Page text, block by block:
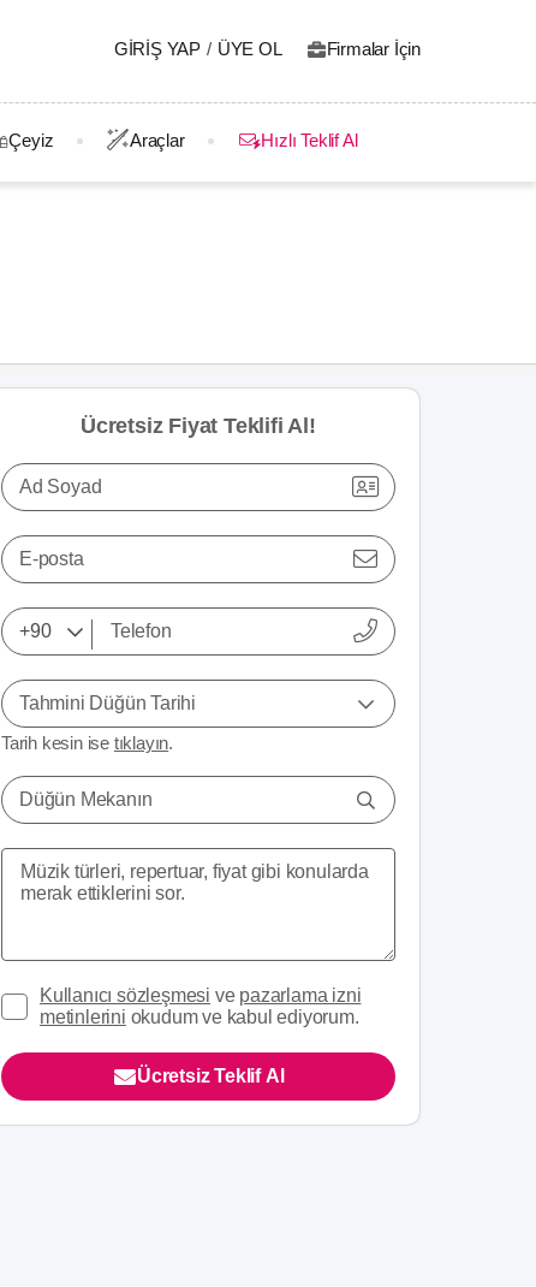
GIRIŞ YAP / ÜYE OL Firmalar İçin
Çeyiz Araçlar Hızlı Teklif Al
Ücretsiz Fiyat Teklifi Al!
Ad Soyad
E-posta
Tahmini Düğün Tarihi
Tarih kesin ise tıklayın.
Düğün Mekanın
Kullanıcı sözleşmesi ve pazarlama izni
metinlerini okudum ve kabul ediyorum.
Ücretsiz Teklif Al